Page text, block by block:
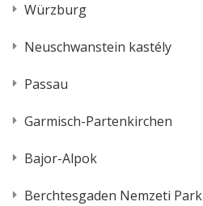
Würzburg
Neuschwanstein kastély
Passau
Garmisch-Partenkirchen
Bajor-Alpok
Berchtesgaden Nemzeti Park